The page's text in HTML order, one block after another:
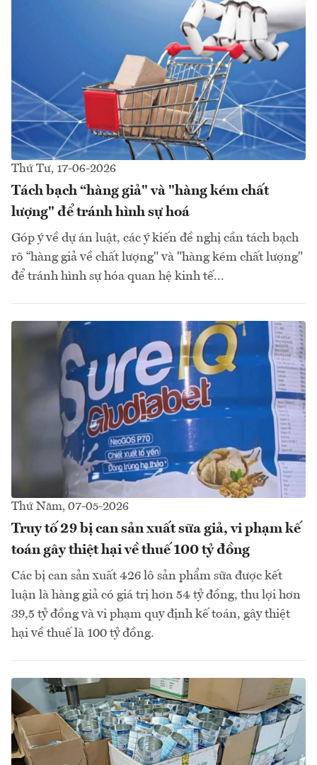
Thứ Tư, 17-06-2026
Tách bạch “hàng giả" và "hàng kém chất
lượng" để tránh hình sự hoá
Góp ý về dự án luật, các ý kiến đề nghị cần tách bạch
rõ “hàng giả về chất lượng" và "hàng kém chất lượng"
để tránh hình sự hóa quan hệ kinh tế...
Thứ Năm, 07-05-2026
Truy tố 29 bị can sản xuất sữa giả, vi phạm kế
toán gây thiệt hại về thuế 100 tỷ đồng
Các bị can sản xuất 426 lô sản phẩm sữa được kết
luận là hàng giả có giá trị hơn 54 tỷ đồng, thu lợi hơn
39,5 tỷ đồng và vi phạm quy định kế toán, gây thiệt
hại về thuế là 100 tỷ đồng.